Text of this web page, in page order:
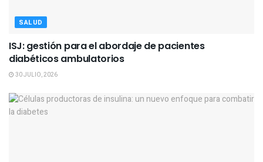
SALUD
ISJ: gestión para el abordaje de pacientes
diabéticos ambulatorios
30 JULIO, 2026